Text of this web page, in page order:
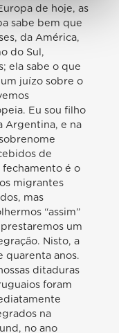
de hoje, as
sabe bem que
da América,
do Sul,
ela sabe o que
juízo sobre o
Eu sou filho
Argentina, e na
de
fechamento é o
migrantes
mas
“assim”
um
Nisto, a
quarenta anos.
ditaduras
foram
na
no ano